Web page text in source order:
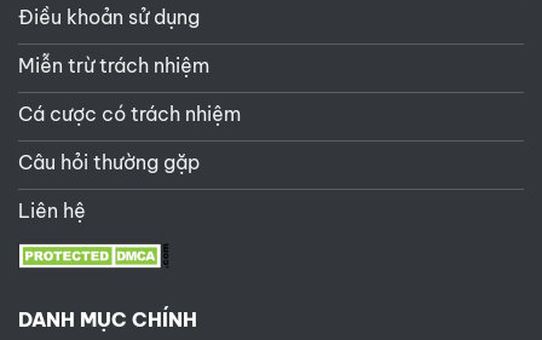
Điều khoản sử dụng
Miễn trừ trách nhiệm
Cá cược có trách nhiệm
Câu hỏi thường gặp
Liên hệ
DANH MỤC CHÍNH